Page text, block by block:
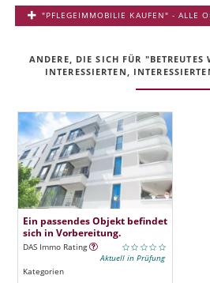
"PFLEGEIMMOBILIE KAUFEN" - ALLE
ANDERE, DIE SICH FÜR
INTERESSIERTEN,
Ein passendes Objekt befindet
sich in Vorbereitung.
DAS Immo Rating
Aktuell in Prüfung
Kategorien